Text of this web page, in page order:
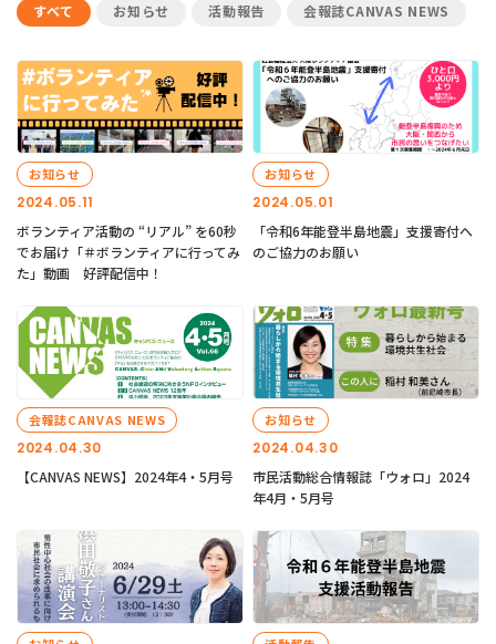
すべて お知らせ 活動報告 会報誌CANVAS NEWS
2024.05.11
お知らせ
ボランティア活動の “リアル” を60秒
でお届け「＃ボランティアに行ってみ
た」動画 好評配信中！
2024.05.01
お知らせ
「令和6年能登半島地震」支援寄付へ
のご協力のお願い
2024.04.30
会報誌CANVAS NEWS
【CANVAS NEWS】2024年4・5月号
2024.04.30
お知らせ
市民活動総合情報誌「ウォロ」2024
年4月・5月号